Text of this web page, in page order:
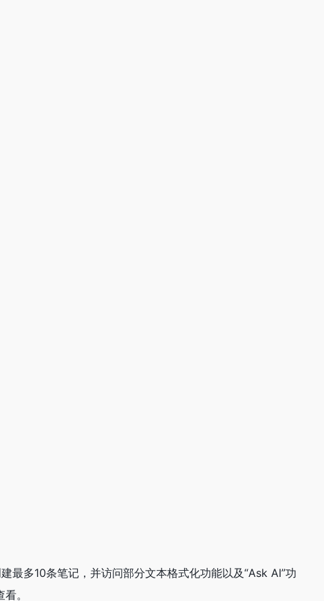
最多10条笔记，并访问部分文本格式化功能以及“Ask AI”功
。